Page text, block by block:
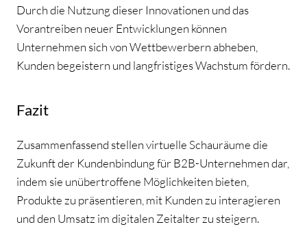
Durch die Nutzung dieser Innovationen und das
Vorantreiben neuer Entwicklungen können
Unternehmen sich von Wettbewerbern abheben,
Kunden begeistern und langfristiges Wachstum fördern.
Fazit
Zusammenfassend stellen virtuelle Schauräume die
Zukunft der Kundenbindung für B2B-Unternehmen dar,
indem sie unübertroffene Möglichkeiten bieten,
Produkte zu präsentieren, mit Kunden zu interagieren
und den Umsatz im digitalen Zeitalter zu steigern.